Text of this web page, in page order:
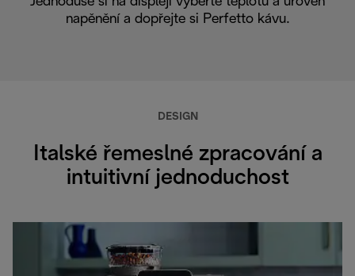
napěnění a dopřejte si Perfetto kávu.
DESIGN
Italské řemeslné zpracování a
intuitivní jednoduchost